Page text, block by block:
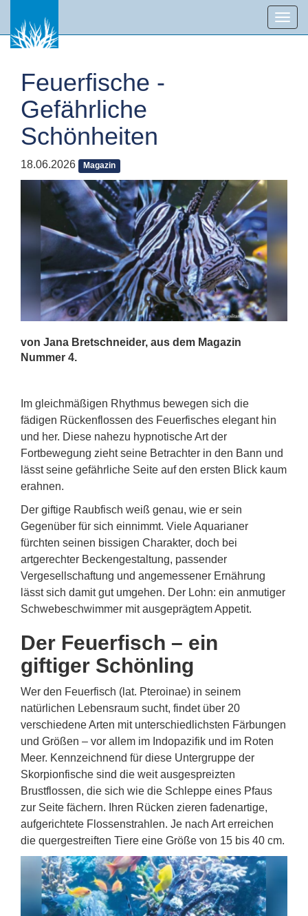
Feuerfische -
Gefährliche
Schönheiten
18.06.2026 Magazin
von Jana Bretschneider, aus dem Magazin
Nummer 4.
Im gleichmäßigen Rhythmus bewegen sich die
fädigen Rückenflossen des Feuerfisches elegant hin
und her. Diese nahezu hypnotische Art der
Fortbewegung zieht seine Betrachter in den Bann und
lässt seine gefährliche Seite auf den ersten Blick kaum
erahnen.
Der giftige Raubfisch weiß genau, wie er sein
Gegenüber für sich einnimmt. Viele Aquarianer
fürchten seinen bissigen Charakter, doch bei
artgerechter Beckengestaltung, passender
Vergesellschaftung und angemessener Ernährung
lässt sich damit gut umgehen. Der Lohn: ein anmutiger
Schwebeschwimmer mit ausgeprägtem Appetit.
Der Feuerfisch – ein
giftiger Schönling
Wer den Feuerfisch (lat. Pteroinae) in seinem
natürlichen Lebensraum sucht, findet über 20
verschiedene Arten mit unterschiedlichsten Färbungen
und Größen – vor allem im Indopazifik und im Roten
Meer. Kennzeichnend für diese Untergruppe der
Skorpionfische sind die weit ausgespreizten
Brustflossen, die sich wie die Schleppe eines Pfaus
zur Seite fächern. Ihren Rücken zieren fadenartige,
aufgerichtete Flossenstrahlen. Je nach Art erreichen
die quergestreiften Tiere eine Größe von 15 bis 40 cm.